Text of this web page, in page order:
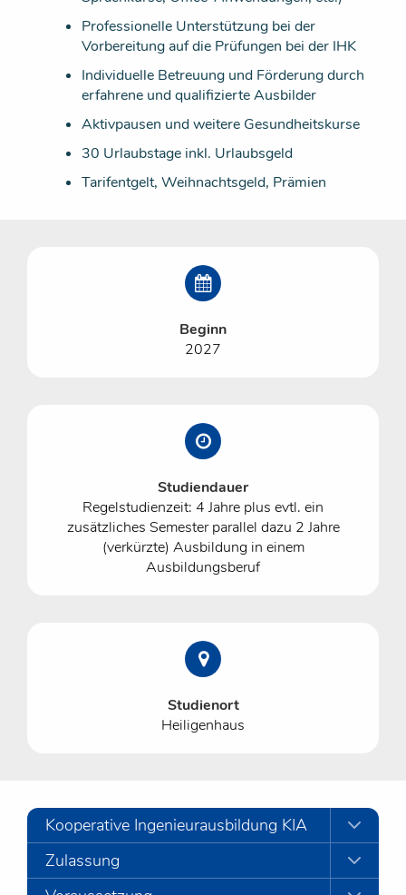
Professionelle Unterstützung bei der
Vorbereitung auf die Prüfungen bei der IHK
Individuelle Betreuung und Förderung durch
erfahrene und qualifizierte Ausbilder
Aktivpausen und weitere Gesundheitskurse
30 Urlaubstage inkl. Urlaubsgeld
Tarifentgelt, Weihnachtsgeld, Prämien
Beginn
2027
Studiendauer
Regelstudienzeit: 4 Jahre plus evtl. ein
zusätzliches Semester parallel dazu 2 Jahre
(verkürzte) Ausbildung in einem
Ausbildungsberuf
Studienort
Heiligenhaus
Kooperative Ingenieurausbildung KIA
Zulassung